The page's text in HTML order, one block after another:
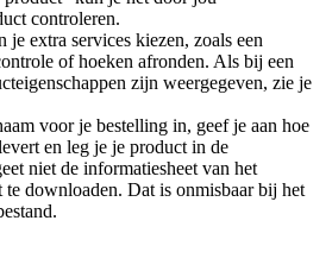
controleren.
je extra services kiezen, zoals een
of hoeken afronden. Als bij een
zijn weergegeven, zie je
voor je bestelling in, geef je aan hoe
en leg je je product in de
niet de informatiesheet van het
te downloaden. Dat is onmisbaar bij het